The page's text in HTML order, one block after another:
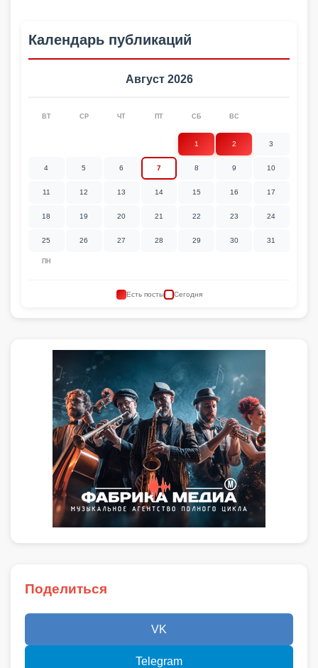
Календарь публикаций
Август 2026
ПН
ВТ СР ЧТ ПТ СБ ВС
1 2 3
4 5 6 7 8 9 10
11 12 13 14 15 16 17
18 19 20 21 22 23 24
25 26 27 28 29 30 31
Есть посты Сегодня
Поделиться
VK
Telegram